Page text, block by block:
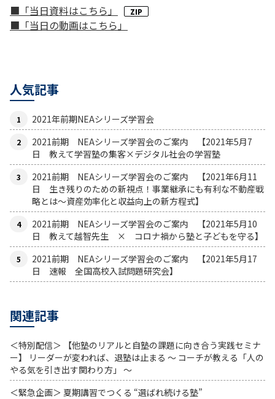
■「当日資料はこちら」
■「当日の動画はこちら」
人気記事
2021年前期NEAシリーズ学習会
2021前期 NEAシリーズ学習会のご案内 【2021年5月7
日 教えて学習塾の集客×デジタル社会の学習塾
2021前期 NEAシリーズ学習会のご案内 【2021年6月11
日 生き残りのための新視点！事業継承にも有利な不動産戦
略とは〜資産効率化と収益向上の新方程式】
2021前期 NEAシリーズ学習会のご案内 【2021年5月10
日 教えて越智先生 × コロナ禍から塾と子どもを守る】
2021前期 NEAシリーズ学習会のご案内 【2021年5月17
日 速報 全国高校入試問題研究会】
関連記事
＜特別配信＞ 【他塾のリアルと自塾の課題に向き合う実践セミナ
ー】 リーダーが変われば、退塾は止まる 〜 コーチが教える「人の
やる気を引き出す関わり方」 〜
＜緊急企画＞ 夏期講習でつくる “選ばれ続ける塾”